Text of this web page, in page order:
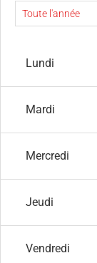
Lundi
Mardi
Mercredi
Jeudi
Vendredi